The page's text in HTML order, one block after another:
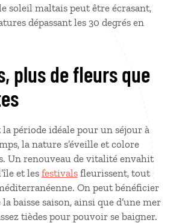
soleil maltais peut être écrasant,
dépassant les 30 degrés en
période idéale pour un séjour à
la nature s’éveille et colore
Un renouveau de vitalité envahit
et les festivals fleurissent, tout
On peut bénéficier
la baisse saison, ainsi que d’une mer
tièdes pour pouvoir se baigner.